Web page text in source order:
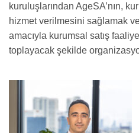
kuruluşlarından AgeSA’nın,
hizmet verilmesini sağlamak
amacıyla kurumsal satış
toplayacak şekilde